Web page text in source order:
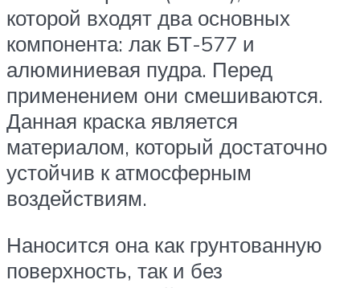
которой входят два основных
компонента: лак БТ-577 и
алюминиевая пудра. Перед
применением они смешиваются.
Данная краска является
материалом, который достаточно
устойчив к атмосферным
воздействиям.
Наносится она как грунтованную
поверхность, так и без